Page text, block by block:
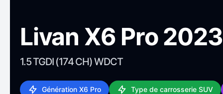
Livan X6 Pro 2023
1.5 TGDI (174 CH) WDCT
Génération X6 Pro Type de carrosserie SUV